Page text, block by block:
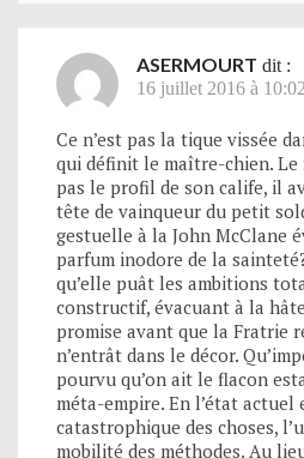
ASERMOURT dit :
16 juillet 2016 à 10:02
Ce n’est pas la tique vissée
qui définit le maître-chien. Le
pas le profil de son calife, il
tête de vainqueur du petit
gestuelle à la John McClane
parfum inodore de la
qu’elle puât les ambitions
constructif, évacuant à la
promise avant que la Fratrie
n’entrât dans le décor.
pourvu qu’on ait le flacon
méta-empire. En l’état actuel
catastrophique des choses,
mobilité des méthodes. Au